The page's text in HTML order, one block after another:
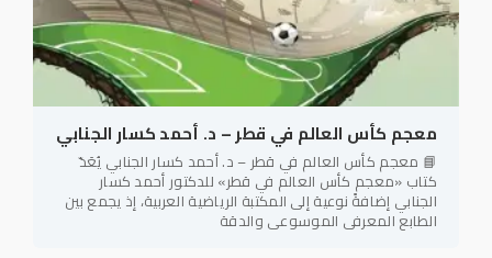
معجم كأس العالم في قطر – د. أحمد كسار الجنابي
📘 معجم كأس العالم في قطر – د. أحمد كسار الجنابي يُعَدّ
كتاب «معجم كأس العالم في قطر» للدكتور أحمد كسار
الجنابي إضافةً نوعية إلى المكتبة الرياضية العربية، إذ يجمع بين
الطابع المعرفي الموسوعي والدقة